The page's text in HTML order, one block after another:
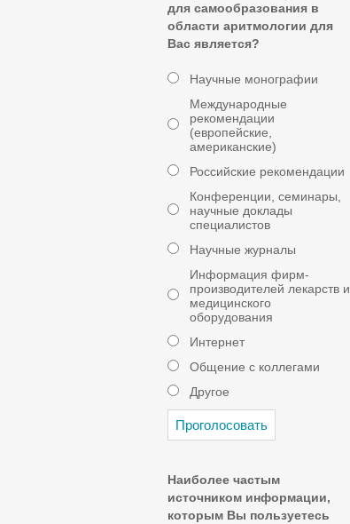
для самообразования в
области аритмологии для
Вас является?
Научные монографии
Международные
рекомендации
(европейские,
американские)
Российские рекомендации
Конференции, семинары,
научные доклады
специалистов
Научные журналы
Информация фирм-
производителей лекарств и
медицинского
оборудования
Интернет
Общение с коллегами
Другое
Наиболее частым
источником информации,
которым Вы пользуетесь